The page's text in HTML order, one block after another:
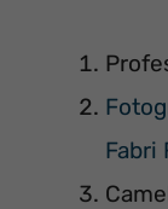
Fabri